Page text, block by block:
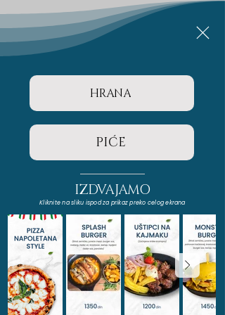
HRANA
PIĆE
IZDVAJAMO
Kliknite na sliku ispod za prikaz preko celog ekrana